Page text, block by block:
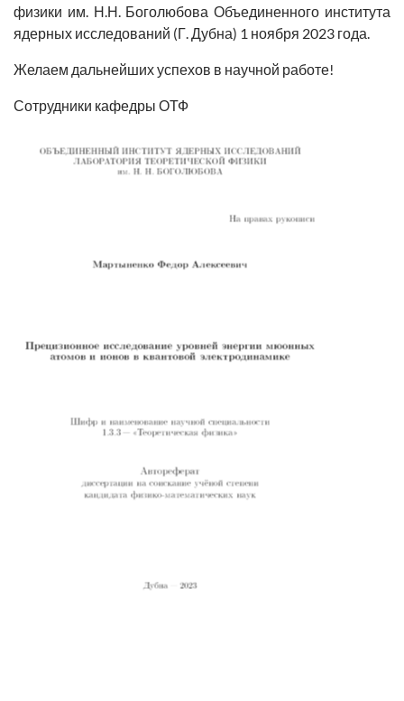
физики им. Н.Н. Боголюбова Объединенного института
ядерных исследований (Г. Дубна) 1 ноября 2023 года.
Желаем дальнейших успехов в научной работе!
Сотрудники кафедры ОТФ